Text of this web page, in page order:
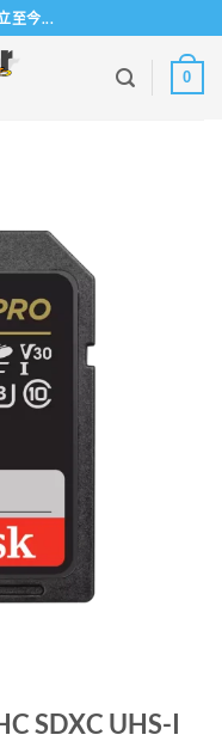
至今...
0
SDXC UHS-I